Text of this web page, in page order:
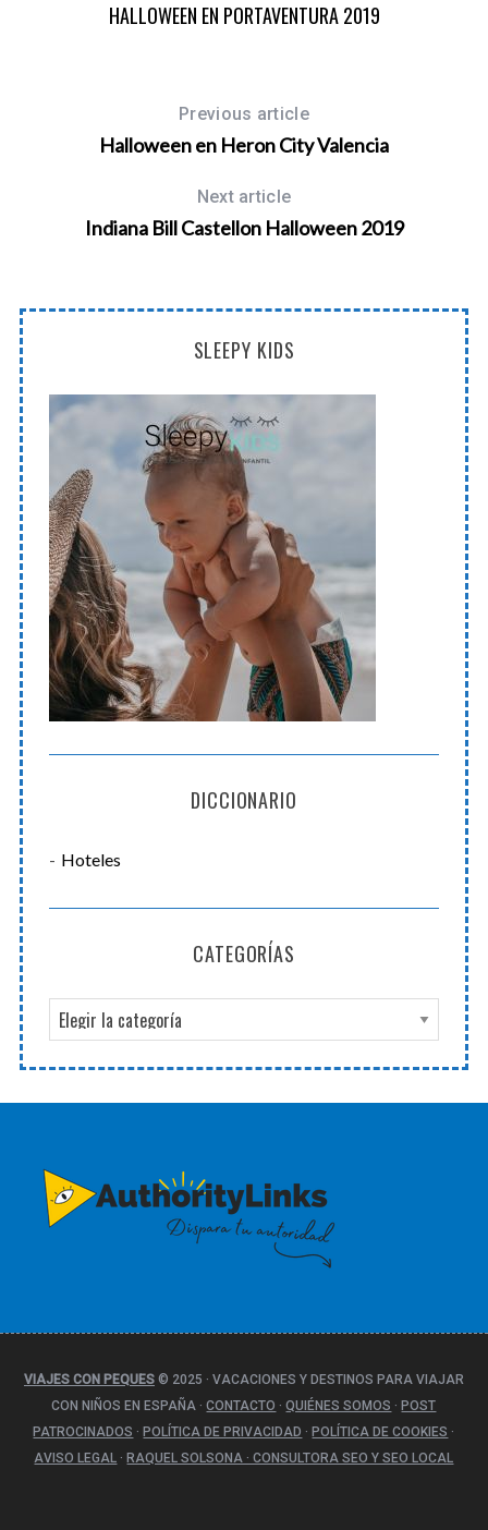
HALLOWEEN EN PORTAVENTURA 2019
Previous article
Halloween en Heron City Valencia
Next article
Indiana Bill Castellon Halloween 2019
SLEEPY KIDS
DICCIONARIO
Hoteles
CATEGORÍAS
a
t
e
o
r
í
VIAJES CON PEQUES© 2025 · VACACIONES Y DESTINOS PARA VIAJAR
CON NIÑOS EN ESPAÑA · CONTACTO · QUIÉNES SOMOS · POST
PATROCINADOS · POLÍTICA DE PRIVACIDAD · POLÍTICA DE COOKIES ·
AVISO LEGAL · RAQUEL SOLSONA · CONSULTORA SEO Y SEO LOCAL